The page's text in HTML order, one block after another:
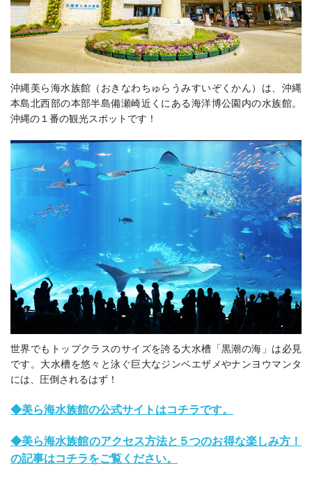
沖縄美ら海水族館（おきなわちゅらうみすいぞくかん）は、沖縄
本島北西部の本部半島備瀬崎近くにある海洋博公園内の水族館。
沖縄の１番の観光スポットです！
世界でもトップクラスのサイズを誇る大水槽「黒潮の海」は必見
です。大水槽を悠々と泳ぐ巨大なジンベエザメやナンヨウマンタ
には、圧倒されるはず！
◆美ら海水族館の公式サイトはコチラです。
◆美ら海水族館のアクセス方法と５つのお得な楽しみ方！
の記事はコチラをご覧ください。